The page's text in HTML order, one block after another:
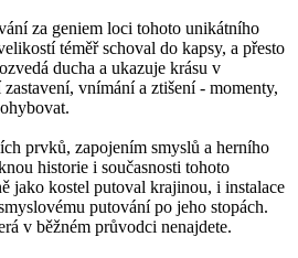
za geniem loci tohoto unikátního
téměř schoval do kapsy, a přesto
ducha a ukazuje krásu v
vnímání a ztišení - momenty,
prvků, zapojením smyslů a herního
historie i současnosti tohoto
jako kostel putoval krajinou, i instalace
putování po jeho stopách.
v běžném průvodci nenajdete.